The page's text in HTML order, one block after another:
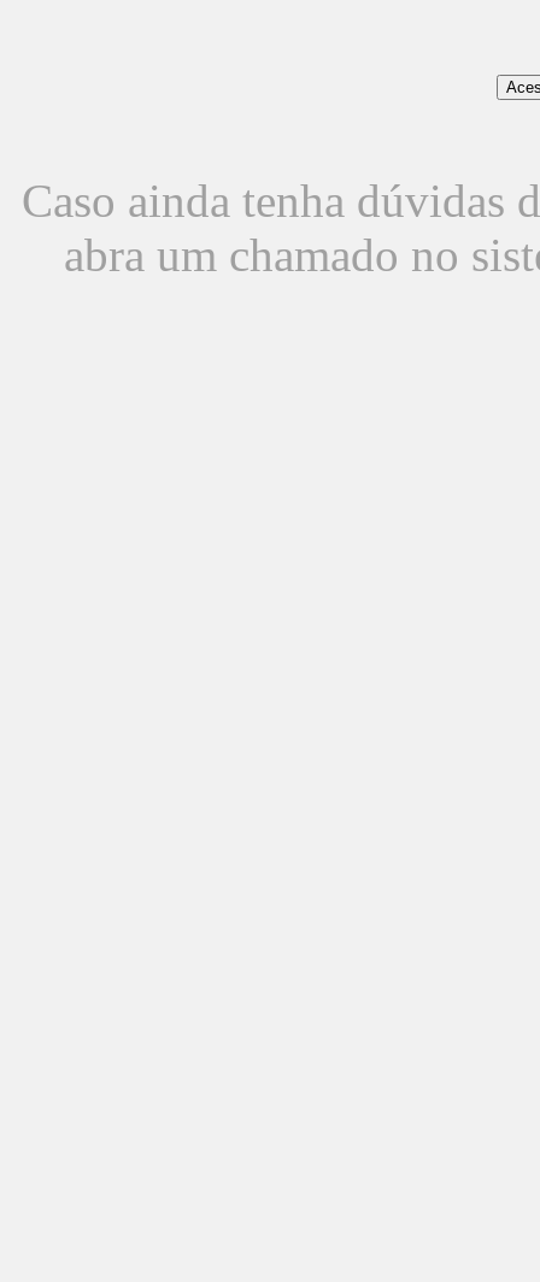
Caso ainda tenha dúvidas
abra um chamado no